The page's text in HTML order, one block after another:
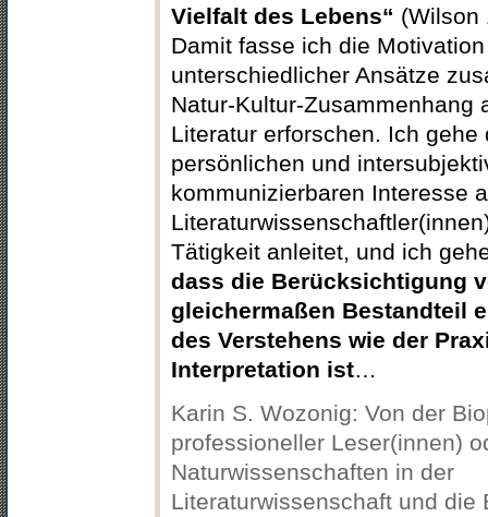
Vielfalt des Lebens“ (Wilson
Damit fasse ich die Motivation
unterschiedlicher Ansätze
Natur-Kultur-Zusammenhang
Literatur erforschen. Ich gehe
persönlichen und
kommunizierbaren Interesse
Tätigkeit anleitet, und ich
dass die Berücksichtigung
gleichermaßen Bestandteil
des Verstehens wie der
Interpretation ist…
Karin S. Wozonig: Von der
professioneller Leser(innen)
Naturwissenschaften in der
Literaturwissenschaft und die